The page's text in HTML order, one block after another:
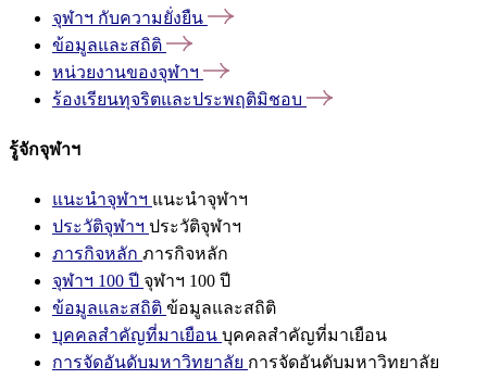
จุฬาฯ กับความยั่งยืน
ข้อมูลและสถิติ
หน่วยงานของจุฬาฯ
ร้องเรียนทุจริตและประพฤติมิชอบ
รู้จักจุฬาฯ
แนะนำจุฬาฯ แนะนำจุฬาฯ
ประวัติจุฬาฯ ประวัติจุฬาฯ
ภารกิจหลัก ภารกิจหลัก
จุฬาฯ 100 ปี จุฬาฯ 100 ปี
ข้อมูลและสถิติ ข้อมูลและสถิติ
บุคคลสำคัญที่มาเยือน บุคคลสำคัญที่มาเยือน
การจัดอันดับมหาวิทยาลัย การจัดอันดับมหาวิทยาลัย